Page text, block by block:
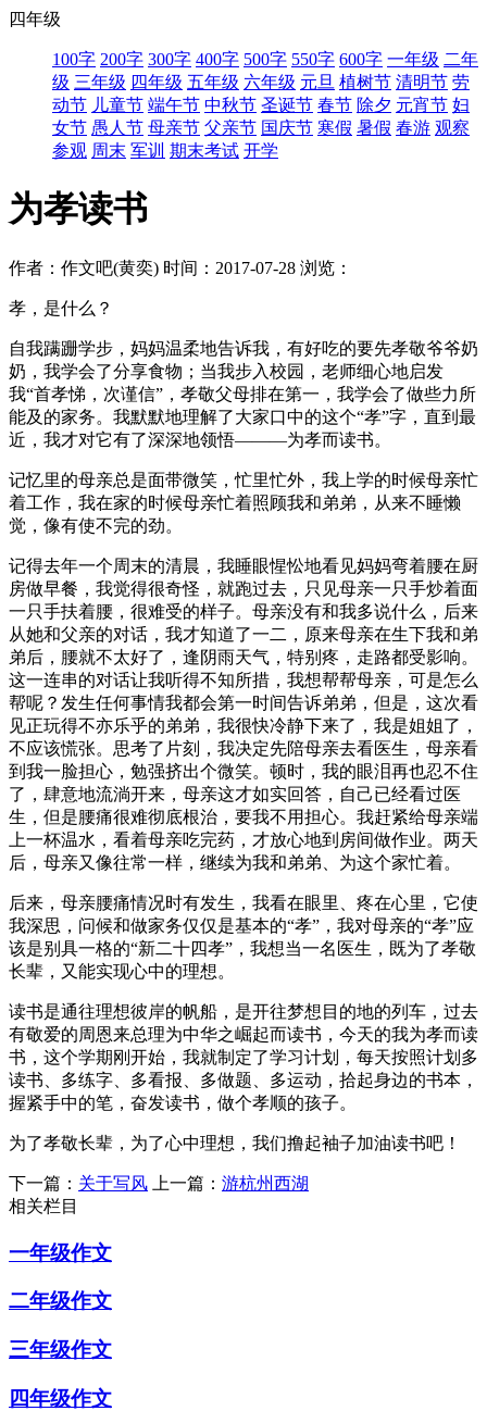
四年级
100字 200字 300字 400字 500字 550字 600字 一年级 二年
级 三年级 四年级 五年级 六年级 元旦 植树节 清明节 劳
动节 儿童节 端午节 中秋节 圣诞节 春节 除夕 元宵节 妇
女节 愚人节 母亲节 父亲节 国庆节 寒假 暑假 春游 观察
参观 周末 军训 期末考试 开学
为孝读书
作者：作文吧(黄奕) 时间：2017-07-28 浏览：
孝，是什么？
自我蹒跚学步，妈妈温柔地告诉我，有好吃的要先孝敬爷爷奶
奶，我学会了分享食物；当我步入校园，老师细心地启发
我“首孝悌，次谨信”，孝敬父母排在第一，我学会了做些力所
能及的家务。我默默地理解了大家口中的这个“孝”字，直到最
近，我才对它有了深深地领悟———为孝而读书。
记忆里的母亲总是面带微笑，忙里忙外，我上学的时候母亲忙
着工作，我在家的时候母亲忙着照顾我和弟弟，从来不睡懒
觉，像有使不完的劲。
记得去年一个周末的清晨，我睡眼惺忪地看见妈妈弯着腰在厨
房做早餐，我觉得很奇怪，就跑过去，只见母亲一只手炒着面
一只手扶着腰，很难受的样子。母亲没有和我多说什么，后来
从她和父亲的对话，我才知道了一二，原来母亲在生下我和弟
弟后，腰就不太好了，逢阴雨天气，特别疼，走路都受影响。
这一连串的对话让我听得不知所措，我想帮帮母亲，可是怎么
帮呢？发生任何事情我都会第一时间告诉弟弟，但是，这次看
见正玩得不亦乐乎的弟弟，我很快冷静下来了，我是姐姐了，
不应该慌张。思考了片刻，我决定先陪母亲去看医生，母亲看
到我一脸担心，勉强挤出个微笑。顿时，我的眼泪再也忍不住
了，肆意地流淌开来，母亲这才如实回答，自己已经看过医
生，但是腰痛很难彻底根治，要我不用担心。我赶紧给母亲端
上一杯温水，看着母亲吃完药，才放心地到房间做作业。两天
后，母亲又像往常一样，继续为我和弟弟、为这个家忙着。
后来，母亲腰痛情况时有发生，我看在眼里、疼在心里，它使
我深思，问候和做家务仅仅是基本的“孝”，我对母亲的“孝”应
该是别具一格的“新二十四孝”，我想当一名医生，既为了孝敬
长辈，又能实现心中的理想。
读书是通往理想彼岸的帆船，是开往梦想目的地的列车，过去
有敬爱的周恩来总理为中华之崛起而读书，今天的我为孝而读
书，这个学期刚开始，我就制定了学习计划，每天按照计划多
读书、多练字、多看报、多做题、多运动，拾起身边的书本，
握紧手中的笔，奋发读书，做个孝顺的孩子。
为了孝敬长辈，为了心中理想，我们撸起袖子加油读书吧！
下一篇： 关于写风 上一篇： 游杭州西湖
相关栏目
一年级作文
二年级作文
三年级作文
四年级作文